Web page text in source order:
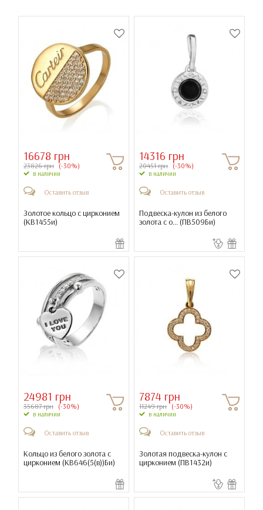
16678 грн
23826 грн (-30%)
в наличии
Оставить отзыв
Золотое кольцо с цирконием
(КВ1455и)
14316 грн
20451 грн (-30%)
в наличии
Оставить отзыв
Подвеска-кулон из белого
золота с о... (ПВ509Би)
24981 грн
35687 грн (-30%)
в наличии
Оставить отзыв
Кольцо из белого золота с
цирконием (КВ646(5(в))Би)
7874 грн
11249 грн (-30%)
в наличии
Оставить отзыв
Золотая подвеска-кулон с
цирконием (ПВ1432и)